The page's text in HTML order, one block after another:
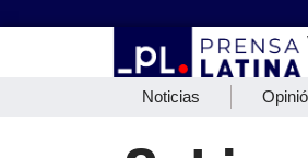
Noticias